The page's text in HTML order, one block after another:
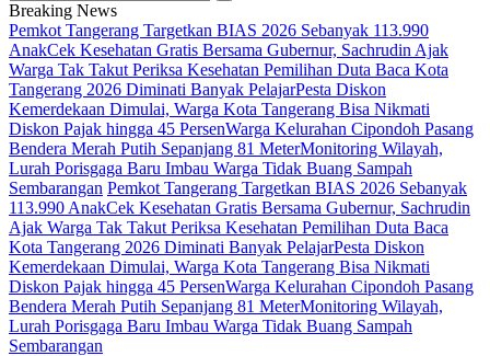
Breaking News
Pemkot Tangerang Targetkan BIAS 2026 Sebanyak 113.990
AnakCek Kesehatan Gratis Bersama Gubernur, Sachrudin Ajak
Warga Tak Takut Periksa Kesehatan Pemilihan Duta Baca Kota
Tangerang 2026 Diminati Banyak PelajarPesta Diskon
Kemerdekaan Dimulai, Warga Kota Tangerang Bisa Nikmati
Diskon Pajak hingga 45 PersenWarga Kelurahan Cipondoh Pasang
Bendera Merah Putih Sepanjang 81 MeterMonitoring Wilayah,
Lurah Porisgaga Baru Imbau Warga Tidak Buang Sampah
Sembarangan Pemkot Tangerang Targetkan BIAS 2026 Sebanyak
113.990 AnakCek Kesehatan Gratis Bersama Gubernur, Sachrudin
Ajak Warga Tak Takut Periksa Kesehatan Pemilihan Duta Baca
Kota Tangerang 2026 Diminati Banyak PelajarPesta Diskon
Kemerdekaan Dimulai, Warga Kota Tangerang Bisa Nikmati
Diskon Pajak hingga 45 PersenWarga Kelurahan Cipondoh Pasang
Bendera Merah Putih Sepanjang 81 MeterMonitoring Wilayah,
Lurah Porisgaga Baru Imbau Warga Tidak Buang Sampah
Sembarangan